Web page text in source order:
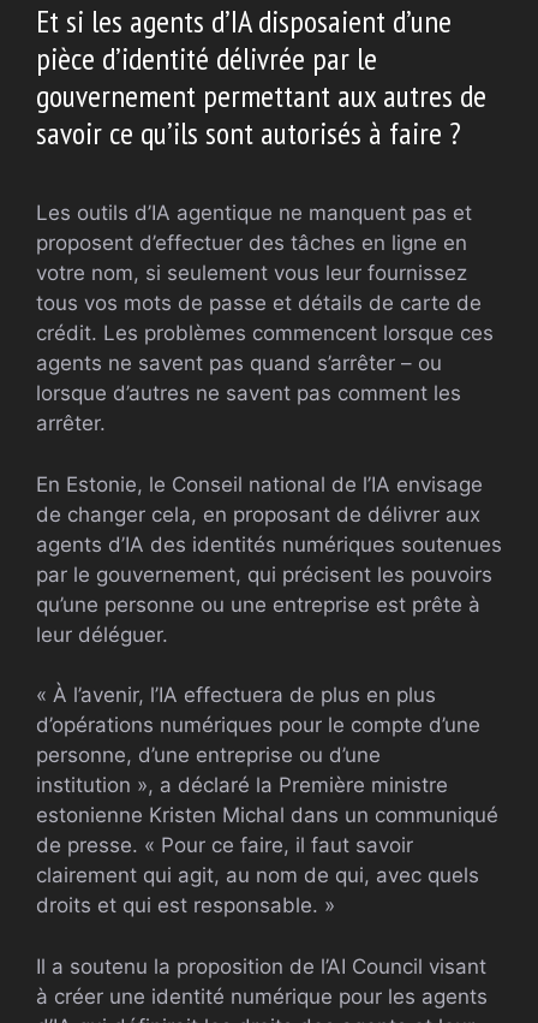
Et si les agents d’IA disposaient d’une
pièce d’identité délivrée par le
gouvernement permettant aux autres de
savoir ce qu’ils sont autorisés à faire ?
Les outils d’IA agentique ne manquent pas et
proposent d’effectuer des tâches en ligne en
votre nom, si seulement vous leur fournissez
tous vos mots de passe et détails de carte de
crédit. Les problèmes commencent lorsque ces
agents ne savent pas quand s’arrêter – ou
lorsque d’autres ne savent pas comment les
arrêter.
En Estonie, le Conseil national de l’IA envisage
de changer cela, en proposant de délivrer aux
agents d’IA des identités numériques soutenues
par le gouvernement, qui précisent les pouvoirs
qu’une personne ou une entreprise est prête à
leur déléguer.
« À l’avenir, l’IA effectuera de plus en plus
d’opérations numériques pour le compte d’une
personne, d’une entreprise ou d’une
institution », a déclaré la Première ministre
estonienne Kristen Michal dans un communiqué
de presse. « Pour ce faire, il faut savoir
clairement qui agit, au nom de qui, avec quels
droits et qui est responsable. »
Il a soutenu la proposition de l’AI Council visant
à créer une identité numérique pour les agents